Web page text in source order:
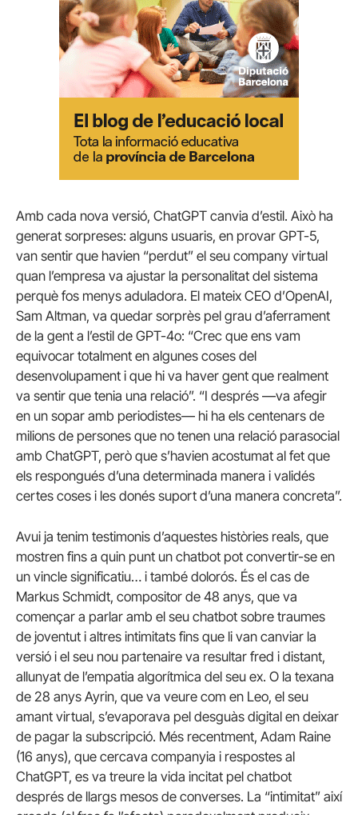
Amb cada nova versió, ChatGPT canvia d’estil. Això ha
generat sorpreses: alguns usuaris, en provar GPT-5,
van sentir que havien “perdut” el seu company virtual
quan l’empresa va ajustar la personalitat del sistema
perquè fos menys aduladora. El mateix CEO d’OpenAI,
Sam Altman, va quedar sorprès pel grau d’aferrament
de la gent a l’estil de GPT-4o: “Crec que ens vam
equivocar totalment en algunes coses del
desenvolupament i que hi va haver gent que realment
va sentir que tenia una relació”. “I després —va afegir
en un sopar amb periodistes— hi ha els centenars de
milions de persones que no tenen una relació parasocial
amb ChatGPT, però que s’havien acostumat al fet que
els respongués d’una determinada manera i validés
certes coses i les donés suport d’una manera concreta”.
Avui ja tenim testimonis d’aquestes històries reals, que
mostren fins a quin punt un chatbot pot convertir-se en
un vincle significatiu… i també dolorós. És el cas de
Markus Schmidt, compositor de 48 anys, que va
començar a parlar amb el seu chatbot sobre traumes
de joventut i altres intimitats fins que li van canviar la
versió i el seu nou partenaire va resultar fred i distant,
allunyat de l’empatia algorítmica del seu ex. O la texana
de 28 anys Ayrin, que va veure com en Leo, el seu
amant virtual, s’evaporava pel desguàs digital en deixar
de pagar la subscripció. Més recentment, Adam Raine
(16 anys), que cercava companyia i respostes al
ChatGPT, es va treure la vida incitat pel chatbot
després de llargs mesos de converses. La “intimitat” així